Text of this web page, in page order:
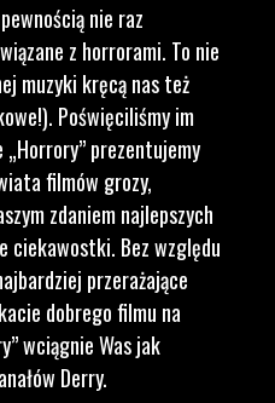
nie raz
z horrorami. To nie
muzyki kręcą nas też
Poświęciliśmy im
„Horrory” prezentujemy
filmów grozy,
zdaniem najlepszych
ciekawostki. Bez względu
przerażające
dobrego filmu na
wciągnie Was jak
Derry.